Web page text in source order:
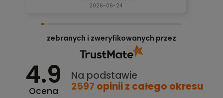
2026-06-24
zebranych i zweryfikowanych przez
4.9
Ocena
Na podstawie
2597 opiniiz całego okresu